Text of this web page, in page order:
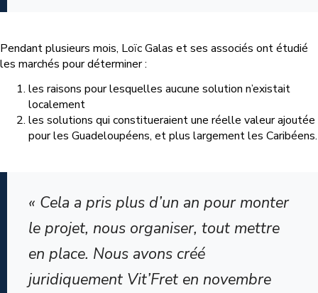
Pendant plusieurs mois, Loïc Galas et ses associés ont étudié
les marchés pour déterminer :
les raisons pour lesquelles aucune solution n’existait
localement
les solutions qui constitueraient une réelle valeur ajoutée
pour les Guadeloupéens, et plus largement les Caribéens.
« Cela a pris plus d’un an pour monter
le projet, nous organiser, tout mettre
en place. Nous avons créé
juridiquement Vit’Fret en novembre